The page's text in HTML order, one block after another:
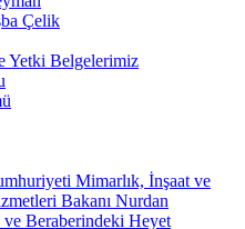
Çelik
Yetki Belgelerimiz
Mimarlık, İnşaat ve
Bakanı Nurdan
ve Beraberindeki Heyet